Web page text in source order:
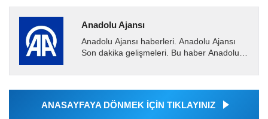
Anadolu Ajansı
Anadolu Ajansı haberleri. Anadolu Ajansı
Son dakika gelişmeleri. Bu haber Anadolu
Ajansı tarafından...
ANASAYFAYA DÖNMEK İÇİN TIKLAYINIZ